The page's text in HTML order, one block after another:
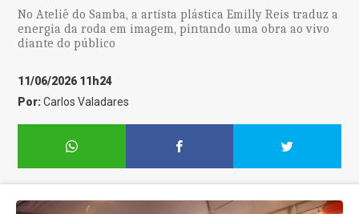
No Ateliê do Samba, a artista plástica Emilly Reis traduz a
energia da roda em imagem, pintando uma obra ao vivo
diante do público
11/06/2026 11h24
Por:Carlos Valadares